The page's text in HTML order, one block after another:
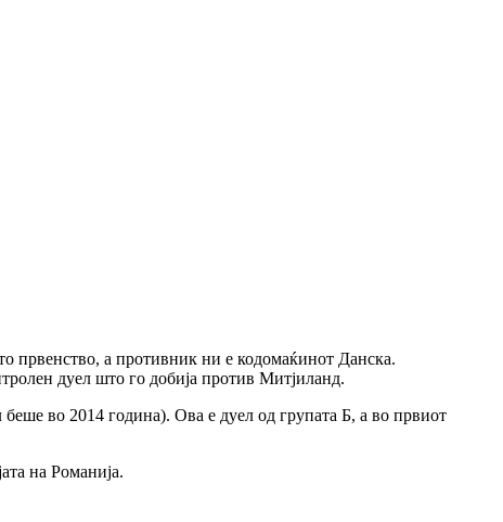
првенство, а противник ни е кодомаќинот Данска.
дуел што го добија против Митјиланд.
во 2014 година). Ова е дуел од групата Б, а во првиот
на Романија.